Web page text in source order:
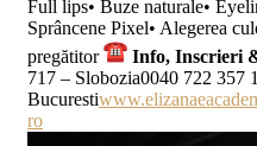
Full lips• Buze naturale•
Sprâncene Pixel• Alegerea
pregătitor
Info, Inscrieri
717 – Slobozia0040 722 357
Bucuresti
ro